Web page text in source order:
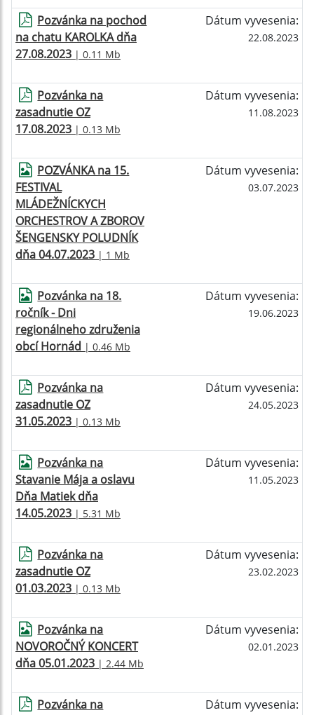
Pozvánka na pochod
na chatu KAROLKA dňa
27.08.2023 | 0.11 Mb
Dátum vyvesenia:
22.08.2023
Pozvánka na
zasadnutie OZ
17.08.2023 | 0.13 Mb
Dátum vyvesenia:
11.08.2023
POZVÁNKA na 15.
FESTIVAL
MLÁDEŽNÍCKYCH
ORCHESTROV A ZBOROV
ŠENGENSKY POLUDNÍK
dňa 04.07.2023 | 1 Mb
Dátum vyvesenia:
03.07.2023
Pozvánka na 18.
ročník - Dni
regionálneho združenia
obcí Hornád | 0.46 Mb
Dátum vyvesenia:
19.06.2023
Pozvánka na
zasadnutie OZ
31.05.2023 | 0.13 Mb
Dátum vyvesenia:
24.05.2023
Pozvánka na
Stavanie Mája a oslavu
Dňa Matiek dňa
14.05.2023 | 5.31 Mb
Dátum vyvesenia:
11.05.2023
Pozvánka na
zasadnutie OZ
01.03.2023 | 0.13 Mb
Dátum vyvesenia:
23.02.2023
Pozvánka na
NOVOROČNÝ KONCERT
dňa 05.01.2023 | 2.44 Mb
Dátum vyvesenia:
02.01.2023
Pozvánka na
Dátum vyvesenia: